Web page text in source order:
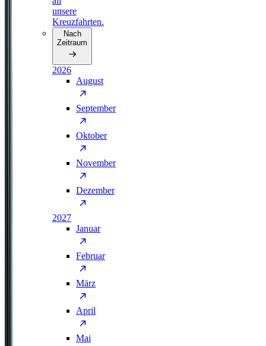
unsere
Kreuzfahrten.
Nach
Zeitraum
2026
August
September
Oktober
November
Dezember
2027
Januar
Februar
März
April
Mai